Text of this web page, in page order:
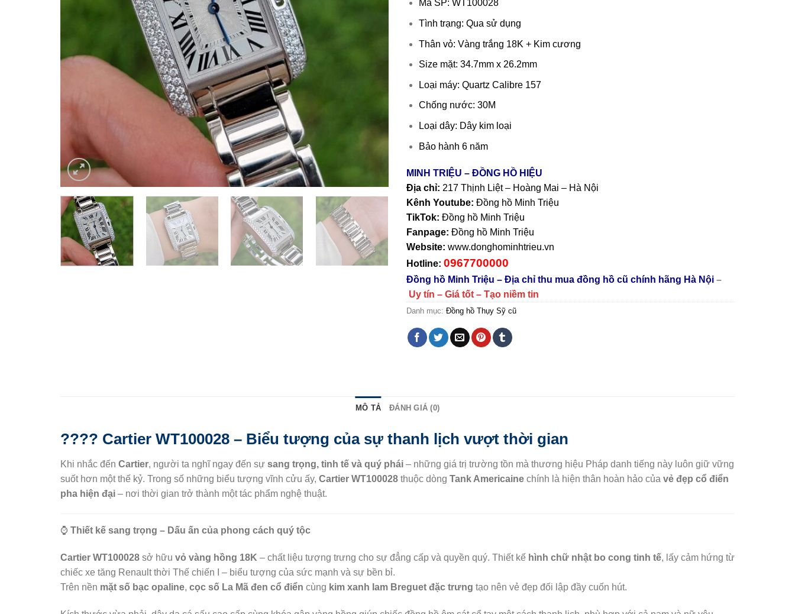
Mã SP: WT100028
Tình trạng: Qua sử dụng
Thân vỏ: Vàng trắng 18K + Kim cương
Size mặt: 34.7mm x 26.2mm
Loại máy: Quartz Calibre 157
Chống nước: 30M
Loại dây: Dây kim loại
Bảo hành 6 năm
MINH TRIỆU – ĐỒNG HỒ HIỆU
Địa chỉ: 217 Thịnh Liệt – Hoàng Mai – Hà Nội
Kênh Youtube: Đồng hồ Minh Triệu
TikTok: Đồng hồ Minh Triệu
Fanpage: Đồng hồ Minh Triệu
Website: www.donghominhtrieu.vn
Hotline: 0967700000
Đồng hồ Minh Triệu – Địa chỉ thu mua đồng hồ cũ chính hãng Hà Nội –
Uy tín – Giá tốt – Tạo niềm tin
Danh mục: Đồng hồ Thụy Sỹ cũ
MÔ TẢ ĐÁNH GIÁ (0)
???? Cartier WT100028 – Biểu tượng của sự thanh lịch vượt thời gian
Khi nhắc đến Cartier, người ta nghĩ ngay đến sự sang trọng, tinh tế và quý phái – những giá trị trường tồn mà thương hiệu Pháp danh tiếng này luôn giữ vững
suốt hơn một thế kỷ. Trong số những biểu tượng vĩnh cửu ấy, Cartier WT100028 thuộc dòng Tank Americaine chính là hiện thân hoàn hảo của vẻ đẹp cổ điển
pha hiện đại – nơi thời gian trở thành một tác phẩm nghệ thuật.
⌚ Thiết kế sang trọng – Dấu ấn của phong cách quý tộc
Cartier WT100028 sở hữu vỏ vàng hồng 18K – chất liệu tượng trưng cho sự đẳng cấp và quyền quý. Thiết kế hình chữ nhật bo cong tinh tế, lấy cảm hứng từ
chiếc xe tăng Renault thời Thế chiến I – biểu tượng của sức mạnh và sự bền bỉ.
Trên nền mặt số bạc opaline, cọc số La Mã đen cổ điển cùng kim xanh lam Breguet đặc trưng tạo nên vẻ đẹp đối lập đầy cuốn hút.